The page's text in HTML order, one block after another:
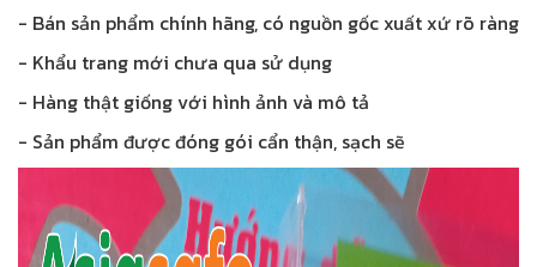
- Bán sản phẩm chính hãng, có nguồn gốc xuất xứ rõ ràng
- Khẩu trang mới chưa qua sử dụng
- Hàng thật giống với hình ảnh và mô tả
- Sản phẩm được đóng gói cẩn thận, sạch sẽ